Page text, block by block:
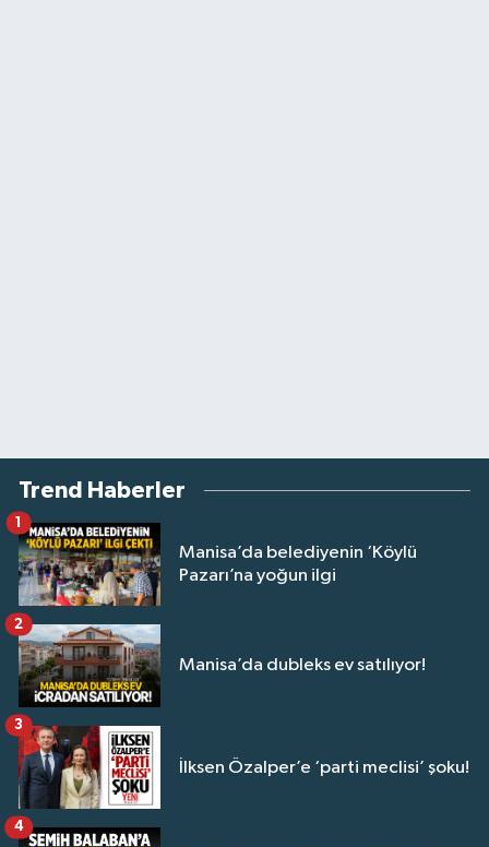
Trend Haberler
Manisa’da belediyenin ‘Köylü
Pazarı’na yoğun ilgi
1
Manisa’da dubleks ev satılıyor!
2
İlksen Özalper’e ‘parti meclisi’ şoku!
3
4